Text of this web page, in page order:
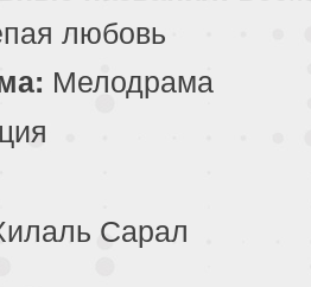
серия 213 серия
217 серия
серия 225 серия
любовь
Мелодрама
Сарал